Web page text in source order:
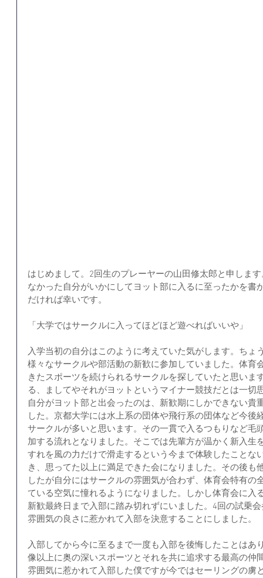
はじめまして。2回生のプレーヤーの山田修太郎と申しま
なかった自分がいかにしてヨット部に入るに至ったかを書
だければ幸いです。
「大学ではサークルに入ってほどほど遊べればいいや」
入学当初の自分はこのように考えていた気がします。ちょ
様々なサークルや部活動の新歓に参加していました。体育
きたスポーツを続けられるサークルを探していたと思いま
る、ましてやそれがヨットというマイナー競技だとは一切
自分がヨット部と出会ったのは、新歓期にしかできない貴
した。京都大学には水上系の団体や飛行系の団体など今後
サークルが多いと思います。その一貫で入るつもりなど毛
加する流れとなりました。そこでは先輩方が温かく新入生
すれを風の力だけで滑走するという今まで体験したことな
き、思ってた以上に満足できた会になりました。その後も
したが自分にはサークルの雰囲気が合わず、体育会特有の
ている空気に憧れるようになりました。しかし体育会に入
新歓最終日まで入部に踏み切れずにいました。4回の試乗
雰囲気の良さに惹かれて入部を決意することにしました。
入部してから今に至るまで一度も入部を後悔したことはあ
像以上に奥の深いスポーツとそれを共に追求する最高の仲
雰囲気に惹かれて入部した僕ですが今ではセーリングの虜